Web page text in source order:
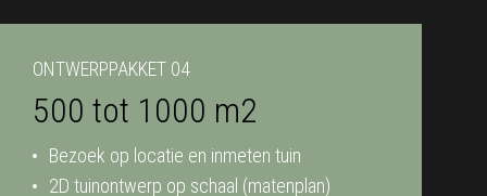
ONTWERPPAKKET 04
500 tot 1000 m2
Bezoek op locatie en inmeten tuin
2D tuinontwerp op schaal (matenplan)